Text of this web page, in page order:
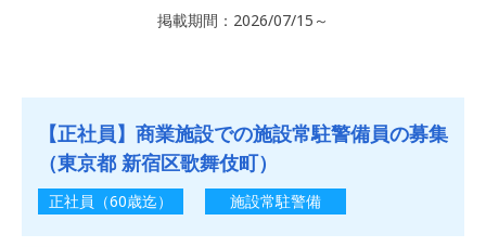
掲載期間：2026/07/15～
【正社員】商業施設での施設常駐警備員の募集
（東京都 新宿区歌舞伎町）
正社員（60歳迄） 施設常駐警備